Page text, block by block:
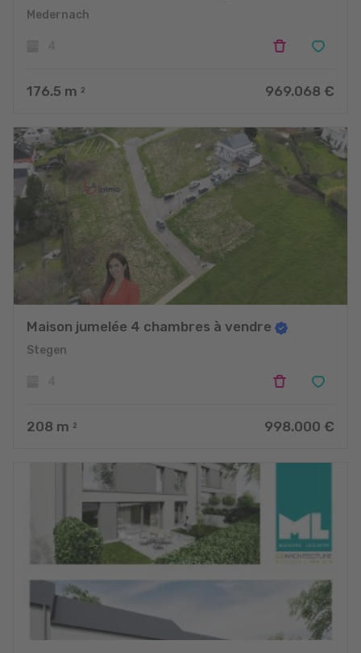
Medernach
176.5 m 2 969.068 €
Maison jumelée 4 chambres à vendre
Stegen
208 m 2 998.000 €